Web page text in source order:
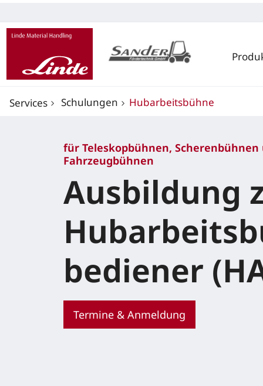
Services Schulungen Hubarbeitsbühne
für Teleskopbühnen, Scherenbühnen
Fahrzeugbühnen
Ausbildung
bediener
Termine & Anmeldung